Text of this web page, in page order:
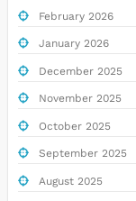
February 2026
January 2026
December 2025
November 2025
October 2025
September 2025
August 2025